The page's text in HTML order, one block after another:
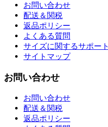
お問い合わせ
配送＆関税
返品ポリシー
よくある質問
サイズに関するサポート
サイトマップ
お問い合わせ
お問い合わせ
配送＆関税
返品ポリシー